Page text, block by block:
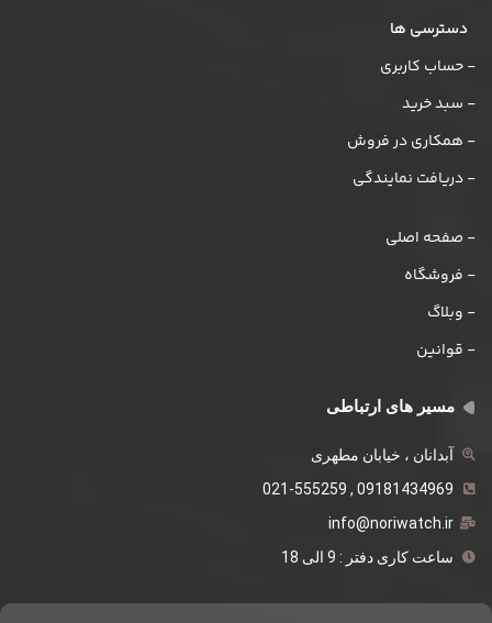
دسترسی ها
- حساب کاربری
- سبد خرید
- همکاری در فروش
- دریافت نمایندگی
- صفحه اصلی
- فروشگاه
- وبلاگ
- قوانین
مسیر های ارتباطی
آبدانان ، خیابان مطهری
09181434969 , 021-555259
info@noriwatch.ir
ساعت کاری دفتر : 9 الی 18